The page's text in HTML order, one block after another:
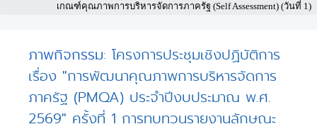
เกณฑ์คุณภาพการบริหารจัดการภาครัฐ (Self Assessment) (วันที่ 1)
ภาพกิจกรรม: โครงการประชุมเชิงปฏิบัติการ
เรื่อง "การพัฒนาคุณภาพการบริหารจัดการ
ภาครัฐ (PMQA) ประจำปีงบประมาณ พ.ศ.
2569" ครั้งที่ 1 การทบทวนรายงานลักษณะ